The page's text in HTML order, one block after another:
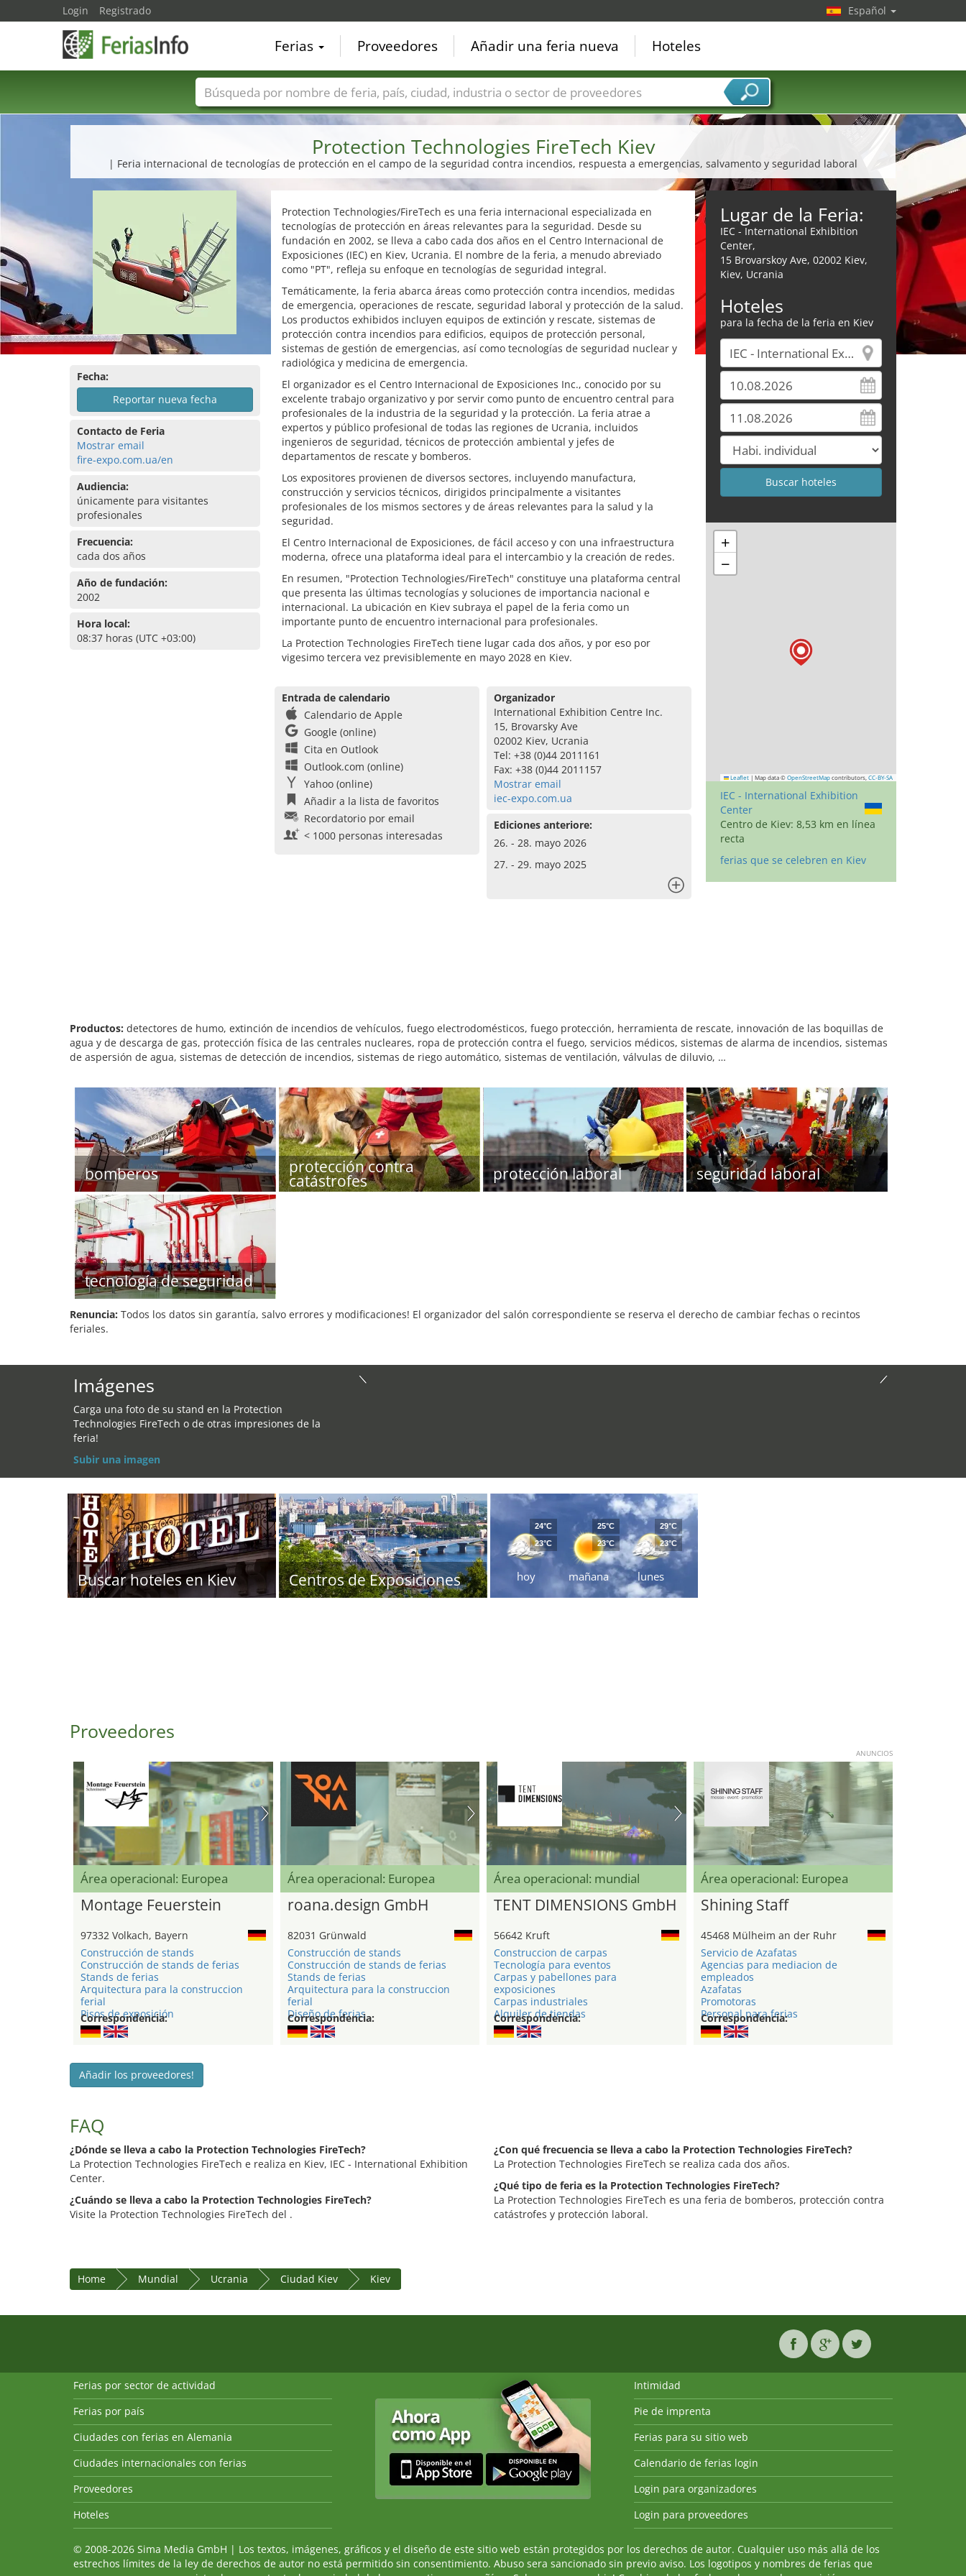
Protection Technologies FireTech Kiev
| Feria internacional de tecnologías de protección en el campo de la seguridad contra incendios, respuesta a emergencias, salvamento y seguridad laboral
Fecha:
Reportar nueva fecha
Contacto de Feria
Mostrar email
fire-expo.com.ua/en
Audiencia:
únicamente para visitantes
profesionales
Frecuencia:
cada dos años
Año de fundación:
2002
Hora local:
08:37 horas (UTC +03:00)
Protection Technologies/FireTech es una feria internacional especializada en
tecnologías de protección en áreas relevantes para la seguridad. Desde su
fundación en 2002, se lleva a cabo cada dos años en el Centro Internacional de
Exposiciones (IEC) en Kiev, Ucrania. El nombre de la feria, a menudo abreviado
como "PT", refleja su enfoque en tecnologías de seguridad integral.
Temáticamente, la feria abarca áreas como protección contra incendios, medidas
de emergencia, operaciones de rescate, seguridad laboral y protección de la salud.
Los productos exhibidos incluyen equipos de extinción y rescate, sistemas de
protección contra incendios para edificios, equipos de protección personal,
sistemas de gestión de emergencias, así como tecnologías de seguridad nuclear y
radiológica y medicina de emergencia.
El organizador es el Centro Internacional de Exposiciones Inc., conocido por su
excelente trabajo organizativo y por servir como punto de encuentro central para
profesionales de la industria de la seguridad y la protección. La feria atrae a
expertos y público profesional de todas las regiones de Ucrania, incluidos
ingenieros de seguridad, técnicos de protección ambiental y jefes de
departamentos de rescate y bomberos.
Los expositores provienen de diversos sectores, incluyendo manufactura,
construcción y servicios técnicos, dirigidos principalmente a visitantes
profesionales de los mismos sectores y de áreas relevantes para la salud y la
seguridad.
El Centro Internacional de Exposiciones, de fácil acceso y con una infraestructura
moderna, ofrece una plataforma ideal para el intercambio y la creación de redes.
En resumen, "Protection Technologies/FireTech" constituye una plataforma central
que presenta las últimas tecnologías y soluciones de importancia nacional e
internacional. La ubicación en Kiev subraya el papel de la feria como un
importante punto de encuentro internacional para profesionales.
La Protection Technologies FireTech tiene lugar cada dos años, y por eso por
vigesimo tercera vez previsiblemente en mayo 2028 en Kiev.
Entrada de calendario
Calendario de Apple
Google (online)
Cita en Outlook
Outlook.com (online)
Yahoo (online)
Añadir a la lista de favoritos
Recordatorio por email
< 1000 personas interesadas
Organizador
International Exhibition Centre Inc.
15, Brovarsky Ave
02002 Kiev, Ucrania
Tel: +38 (0)44 2011161
Fax: +38 (0)44 2011157
Mostrar email
iec-expo.com.ua
Ediciones anteriore:
26. - 28. mayo 2026
27. - 29. mayo 2025
Lugar de la Feria:
IEC - International Exhibition
Center,
15 Brovarskoy Ave, 02002 Kiev,
Kiev, Ucrania
Hoteles
para la fecha de la feria en Kiev
+
−
Leaflet | Map data © OpenStreetMap contributors, CC-BY-SA
IEC - International Exhibition
Center
Centro de Kiev: 8,53 km en línea
recta
ferias que se celebren en Kiev
Productos: detectores de humo, extinción de incendios de vehículos, fuego electrodomésticos, fuego protección, herramienta de rescate, innovación de las boquillas de
agua y de descarga de gas, protección física de las centrales nucleares, ropa de protección contra el fuego, servicios médicos, sistemas de alarma de incendios, sistemas
de aspersión de agua, sistemas de detección de incendios, sistemas de riego automático, sistemas de ventilación, válvulas de diluvio, …
bomberos protección contra
catástrofes protección laboral seguridad laboral
tecnología de seguridad
Renuncia: Todos los datos sin garantía, salvo errores y modificaciones! El organizador del salón correspondiente se reserva el derecho de cambiar fechas o recintos
feriales.
Imágenes
Carga una foto de su stand en la Protection
Technologies FireTech o de otras impresiones de la
feria!
Subir una imagen
Buscar hoteles en Kiev Centros de Exposiciones hoy
24°C
23°C
mañana
25°C
23°C
lunes
29°C
23°C
Proveedores
ANUNCIOS
Área operacional: Europea
Montage Feuerstein
97332 Volkach, Bayern
Construcción de stands
Construcción de stands de ferias
Stands de ferias
Arquitectura para la construccion
ferial
Pisos de exposición
Correspondencia:
Área operacional: Europea
roana.design GmbH
82031 Grünwald
Construcción de stands
Construcción de stands de ferias
Stands de ferias
Arquitectura para la construccion
ferial
Diseño de ferias
Correspondencia:
Área operacional: mundial
TENT DIMENSIONS GmbH
56642 Kruft
Construccion de carpas
Tecnología para eventos
Carpas y pabellones para
exposiciones
Carpas industriales
Alquiler de tiendas
Correspondencia:
Área operacional: Europea
Shining Staff
45468 Mülheim an der Ruhr
Servicio de Azafatas
Agencias para mediacion de
empleados
Azafatas
Promotoras
Personal para ferias
Correspondencia:
Añadir los proveedores!
FAQ
¿Dónde se lleva a cabo la Protection Technologies FireTech?
La Protection Technologies FireTech e realiza en Kiev, IEC - International Exhibition
Center.
¿Cuándo se lleva a cabo la Protection Technologies FireTech?
Visite la Protection Technologies FireTech del .
¿Con qué frecuencia se lleva a cabo la Protection Technologies FireTech?
La Protection Technologies FireTech se realiza cada dos años.
¿Qué tipo de feria es la Protection Technologies FireTech?
La Protection Technologies FireTech es una feria de bomberos, protección contra
catástrofes y protección laboral.
Home Mundial Ucrania Ciudad Kiev Kiev
Login Registrado Español
Ferias Proveedores Añadir una feria nueva Hoteles
Nombres de ferias Países Ciudades Sectores de ferias Sectores de proveedor de servicios
Ferias por sector de actividad
Ferias por país
Ciudades con ferias en Alemania
Ciudades internacionales con ferias
Proveedores
Hoteles
Intimidad
Pie de imprenta
Ferias para su sitio web
Calendario de ferias login
Login para organizadores
Login para proveedores
© 2008-2026 Sima Media GmbH | Los textos, imágenes, gráficos y el diseño de este sitio web están protegidos por los derechos de autor. Cualquier uso más allá de los
estrechos límites de la ley de derechos de autor no está permitido sin consentimiento. Abuso sera sancionado sin previo aviso. Los logotipos y nombres de ferias que